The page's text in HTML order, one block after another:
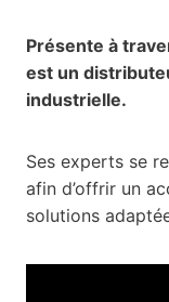
Présente à
est un
industrielle.
Ses experts se
afin d’offrir un
solutions